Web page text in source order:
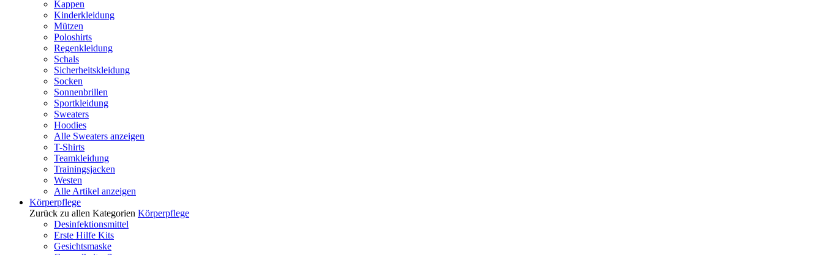
Kappen
Kinderkleidung
Mützen
Poloshirts
Regenkleidung
Schals
Sicherheitskleidung
Socken
Sonnenbrillen
Sportkleidung
Sweaters
Hoodies
Alle Sweaters anzeigen
T-Shirts
Teamkleidung
Trainingsjacken
Westen
Alle Artikel anzeigen
Körperpflege
Zurück zu allen Kategorien Körperpflege
Desinfektionsmittel
Erste Hilfe Kits
Gesichtsmaske